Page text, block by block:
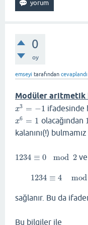
0
oy
emseyi tarafından cevaplandı
Modüler aritmetik
x3 = −1
x3 =− 1 ifadesinde
x6 = 1
x6 =1 olacağından
kalanını(!)
1234 ≡ 0 mod 2
1234 ≡0 mod2 ve
1234 ≡ 4 mod
1234 ≡4
sağlanır. Bu da
Bu bilgiler ile